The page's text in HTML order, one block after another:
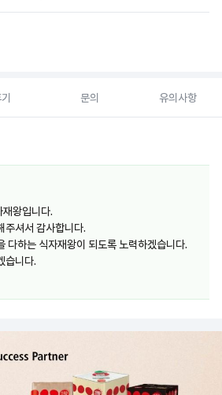
문의 유의사항
왕입니다.
주셔서 감사합니다.
다하는 식자재왕이 되도록 노력하겠습니다.
습니다.